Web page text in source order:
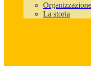
Organizzazione
La storia